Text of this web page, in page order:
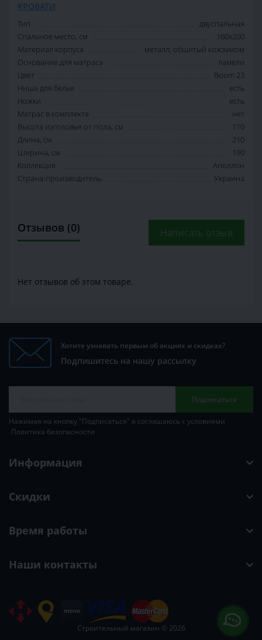
КРОВАТИ
Тип
двуспальная
Спальное место, см
160х200
Материал корпуса
металл, обшитый кожзамом
Основание для матраса
ламели
Цвет
Boom 23
Ниша для белья
есть
Ножки
есть
Матрас в комплекте
нет
Высота изголовья от пола, см
110
Длина, см
210
Ширина, см
190
Коллекция
Аполлон
Страна-производитель
Украина
Отзывов (0) Написать отзыв
Нет отзывов об этом товаре.
Хотите узнавать первым об акциях и скидках?
Подпишитесь на нашу рассылку
Подписаться
Нажимая на кнопку "Подписаться" я соглашаюсь с условиями
Политика безопасности
Информация
Скидки
Время работы
Наши контакты
Строительный магазин © 2026